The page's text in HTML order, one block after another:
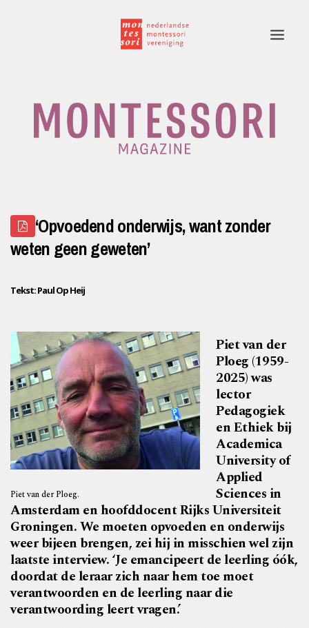
Home
Rubrieken
Montessori.nl
Contact
‘Opvoedend onderwijs, want zonder
weten geen geweten’
Tekst: Paul Op Heij
Piet van der Ploeg.
Piet van der
Ploeg (1959-
2025) was
lector
Pedagogiek
en Ethiek bij
Academica
University of
Applied
Sciences in
Amsterdam en hoofddocent Rijks Universiteit
Groningen. We moeten opvoeden en onderwijs
weer bijeen brengen, zei hij in misschien wel zijn
laatste interview. ‘Je emancipeert de leerling óók,
doordat de leraar zich naar hem toe moet
verantwoorden en de leerling naar die
verantwoording leert vragen.’